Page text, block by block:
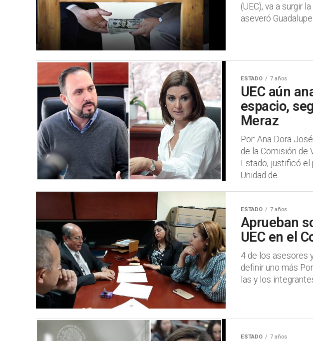
(UEC), va a surgir
aseveró
ESTADO 7 años
UEC aún
espacio,
Meraz
Por: Ana Dora
de la Comisión de
Estado, justificó el
Unidad de...
ESTADO 7 años
Aprueban
UEC en el
4 de los asesores
definir uno más
las y los
ESTADO 7 años